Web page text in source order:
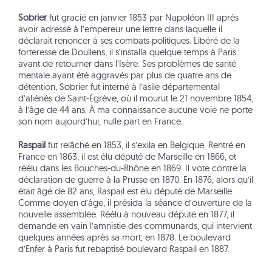
Sobrierfut gracié en janvier 1853 par Napoléon III après
avoir adressé à l’empereur une lettre dans laquelle il
déclarait renoncer à ses combats politiques. Libéré de la
forteresse de Doullens, il s’installa quelque temps à Paris
avant de retourner dans l’Isère. Ses problèmes de santé
mentale ayant été aggravés par plus de quatre ans de
détention, Sobrier fut interné à l’asile départemental
d’aliénés de Saint-Égrève, où il mourut le 21 novembre 1854,
à l’âge de 44 ans. À ma connaissance aucune voie ne porte
son nom aujourd’hui, nulle part en France.
Raspail fut relâché en 1853, il s’exila en Belgique. Rentré en
France en 1863, il est élu député de Marseille en 1866, et
réélu dans les Bouches-du-Rhône en 1869. Il vote contre la
déclaration de guerre à la Prusse en 1870. En 1876, alors qu’il
était âgé de 82 ans, Raspail est élu député de Marseille.
Comme doyen d’âge, il présida la séance d’ouverture de la
nouvelle assemblée. Réélu à nouveau député en 1877, il
demande en vain l’amnistie des communards, qui intervient
quelques années après sa mort, en 1878. Le boulevard
d’Enfer à Paris fut rebaptisé boulevard Raspail en 1887.